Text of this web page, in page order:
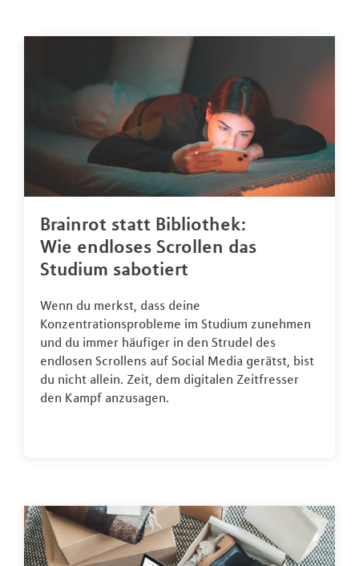
Brainrot statt Bibliothek:
Wie endloses Scrollen das
Studium sabotiert
Wenn du merkst, dass deine
Konzentrationsprobleme im Studium zunehmen
und du immer häufiger in den Strudel des
endlosen Scrollens auf Social Media gerätst, bist
du nicht allein. Zeit, dem digitalen Zeitfresser
den Kampf anzusagen.